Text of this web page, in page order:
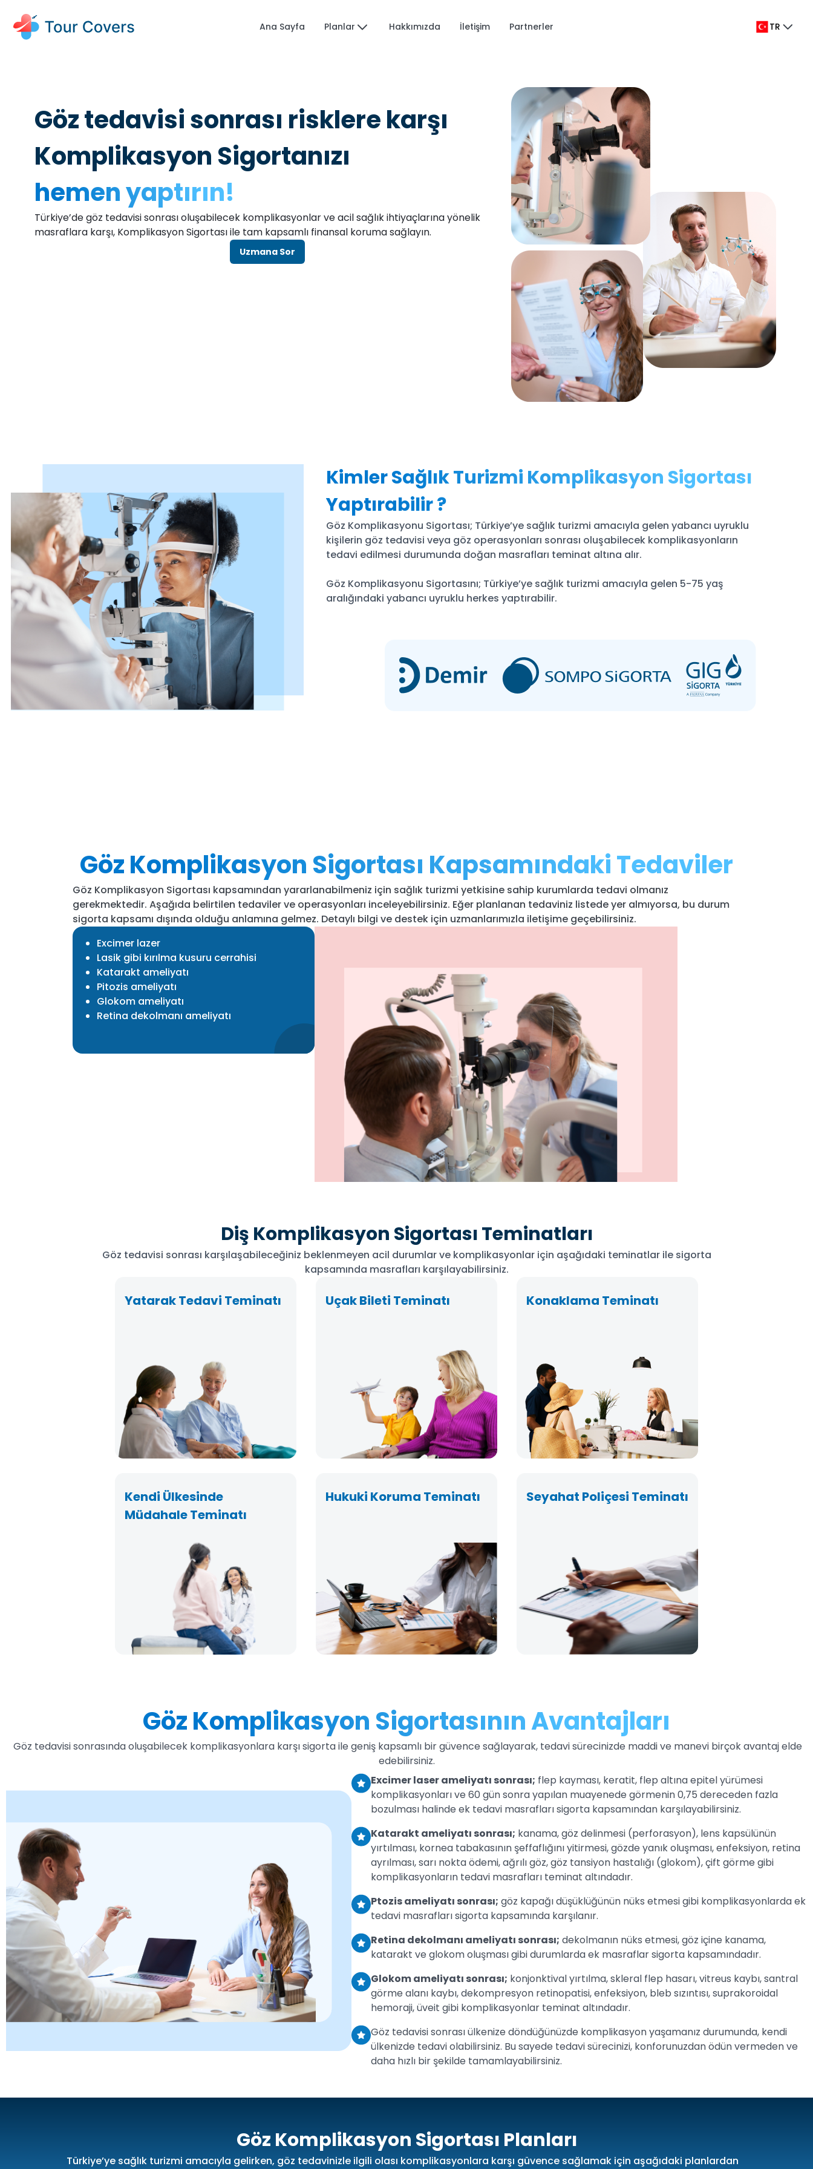
Ana Sayfa Planlar Hakkımızda İletişim Partnerler TR
Göz tedavisi sonrası risklere karşı
Komplikasyon Sigortanızı
hemen yaptırın!
Türkiye’de göz tedavisi sonrası oluşabilecek komplikasyonlar ve acil sağlık ihtiyaçlarına yönelik
masraflara karşı, Komplikasyon Sigortası ile tam kapsamlı finansal koruma sağlayın.
Uzmana Sor
Kimler Sağlık Turizmi Komplikasyon Sigortası
Yaptırabilir ?
Göz Komplikasyonu Sigortası; Türkiye’ye sağlık turizmi amacıyla gelen yabancı uyruklu
kişilerin göz tedavisi veya göz operasyonları sonrası oluşabilecek komplikasyonların
tedavi edilmesi durumunda doğan masrafları teminat altına alır.
Göz Komplikasyonu Sigortasını; Türkiye’ye sağlık turizmi amacıyla gelen 5-75 yaş
aralığındaki yabancı uyruklu herkes yaptırabilir.
Göz Komplikasyon Sigortası Kapsamındaki Tedaviler
Göz Komplikasyon Sigortası kapsamından yararlanabilmeniz için sağlık turizmi yetkisine sahip kurumlarda tedavi olmanız
gerekmektedir. Aşağıda belirtilen tedaviler ve operasyonları inceleyebilirsiniz. Eğer planlanan tedaviniz listede yer almıyorsa, bu durum
sigorta kapsamı dışında olduğu anlamına gelmez. Detaylı bilgi ve destek için uzmanlarımızla iletişime geçebilirsiniz.
Excimer lazer
Lasik gibi kırılma kusuru cerrahisi
Katarakt ameliyatı
Pitozis ameliyatı
Glokom ameliyatı
Retina dekolmanı ameliyatı
Diş Komplikasyon Sigortası Teminatları
Göz tedavisi sonrası karşılaşabileceğiniz beklenmeyen acil durumlar ve komplikasyonlar için aşağıdaki teminatlar ile sigorta
kapsamında masrafları karşılayabilirsiniz.
Yatarak Tedavi Teminatı Uçak Bileti Teminatı Konaklama Teminatı
Kendi Ülkesinde
Müdahale Teminatı
Hukuki Koruma Teminatı Seyahat Poliçesi Teminatı
Göz Komplikasyon Sigortasının Avantajları
Göz tedavisi sonrasında oluşabilecek komplikasyonlara karşı sigorta ile geniş kapsamlı bir güvence sağlayarak, tedavi sürecinizde maddi ve manevi birçok avantaj elde
edebilirsiniz.
Excimer laser ameliyatı sonrası; flep kayması, keratit, flep altına epitel yürümesi
komplikasyonları ve 60 gün sonra yapılan muayenede görmenin 0,75 dereceden fazla
bozulması halinde ek tedavi masrafları sigorta kapsamından karşılayabilirsiniz.
Katarakt ameliyatı sonrası; kanama, göz delinmesi (perforasyon), lens kapsülünün
yırtılması, kornea tabakasının şeffaflığını yitirmesi, gözde yanık oluşması, enfeksiyon, retina
ayrılması, sarı nokta ödemi, ağrılı göz, göz tansiyon hastalığı (glokom), çift görme gibi
komplikasyonların tedavi masrafları teminat altındadır.
Ptozis ameliyatı sonrası; göz kapağı düşüklüğünün nüks etmesi gibi komplikasyonlarda ek
tedavi masrafları sigorta kapsamında karşılanır.
Retina dekolmanı ameliyatı sonrası; dekolmanın nüks etmesi, göz içine kanama,
katarakt ve glokom oluşması gibi durumlarda ek masraflar sigorta kapsamındadır.
Glokom ameliyatı sonrası; konjonktival yırtılma, skleral flep hasarı, vitreus kaybı, santral
görme alanı kaybı, dekompresyon retinopatisi, enfeksiyon, bleb sızıntısı, suprakoroidal
hemoraji, üveit gibi komplikasyonlar teminat altındadır.
Göz tedavisi sonrası ülkenize döndüğünüzde komplikasyon yaşamanız durumunda, kendi
ülkenizde tedavi olabilirsiniz. Bu sayede tedavi sürecinizi, konforunuzdan ödün vermeden ve
daha hızlı bir şekilde tamamlayabilirsiniz.
Göz Komplikasyon Sigortası Planları
Türkiye’ye sağlık turizmi amacıyla gelirken, göz tedavinizle ilgili olası komplikasyonlara karşı güvence sağlamak için aşağıdaki planlardan